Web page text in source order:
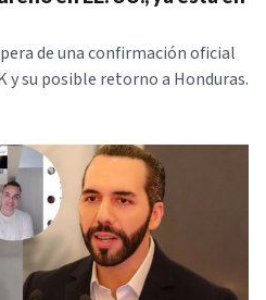
SERIES
de una confirmación oficial
y su posible retorno a Honduras.